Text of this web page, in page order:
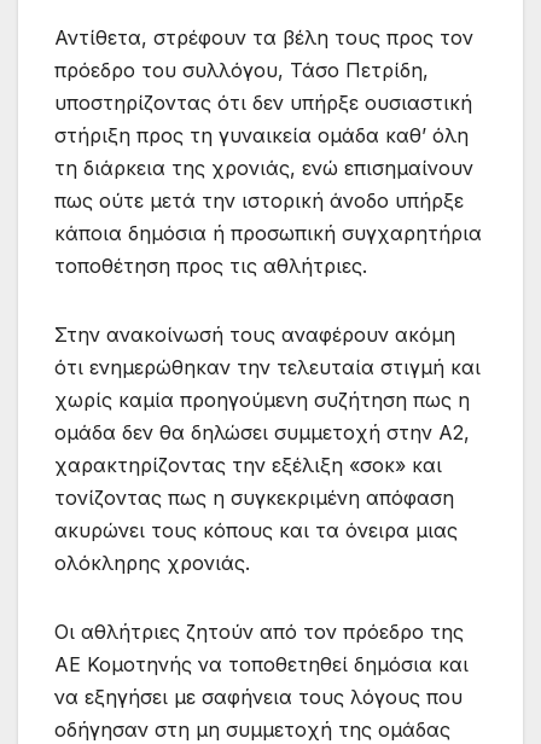
Αντίθετα, στρέφουν τα βέλη τους προς τον
πρόεδρο του συλλόγου, Τάσο Πετρίδη,
υποστηρίζοντας ότι δεν υπήρξε ουσιαστική
στήριξη προς τη γυναικεία ομάδα καθ’ όλη
τη διάρκεια της χρονιάς, ενώ επισημαίνουν
πως ούτε μετά την ιστορική άνοδο υπήρξε
κάποια δημόσια ή προσωπική συγχαρητήρια
τοποθέτηση προς τις αθλήτριες.
Στην ανακοίνωσή τους αναφέρουν ακόμη
ότι ενημερώθηκαν την τελευταία στιγμή και
χωρίς καμία προηγούμενη συζήτηση πως η
ομάδα δεν θα δηλώσει συμμετοχή στην Α2,
χαρακτηρίζοντας την εξέλιξη «σοκ» και
τονίζοντας πως η συγκεκριμένη απόφαση
ακυρώνει τους κόπους και τα όνειρα μιας
ολόκληρης χρονιάς.
Οι αθλήτριες ζητούν από τον πρόεδρο της
ΑΕ Κομοτηνής να τοποθετηθεί δημόσια και
να εξηγήσει με σαφήνεια τους λόγους που
οδήγησαν στη μη συμμετοχή της ομάδας